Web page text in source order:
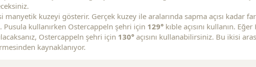
manyetik kuzeyi gösterir. Gerçek kuzey ile aralarında sapma açısı kadar
Pusula kullanırken Ostercappeln şehri için 129° kıble açısını kullanın.
Ostercappeln şehri için 130° açısını kullanabilirsiniz. Bu ikisi
kaynaklanıyor.